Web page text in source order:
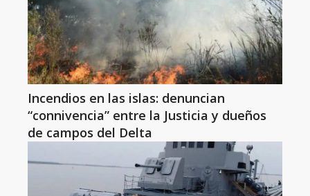
Incendios en las islas: denuncian
“connivencia” entre la Justicia y dueños
de campos del Delta